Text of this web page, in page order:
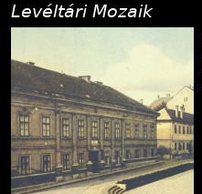
Levéltári Mozaik